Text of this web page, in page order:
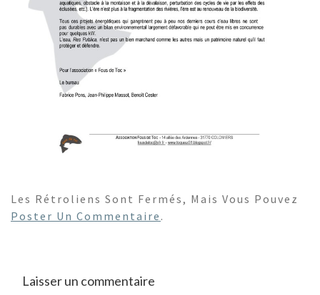
Les Rétroliens Sont Fermés, Mais Vous Pouvez
Poster Un Commentaire .
Laisser un commentaire